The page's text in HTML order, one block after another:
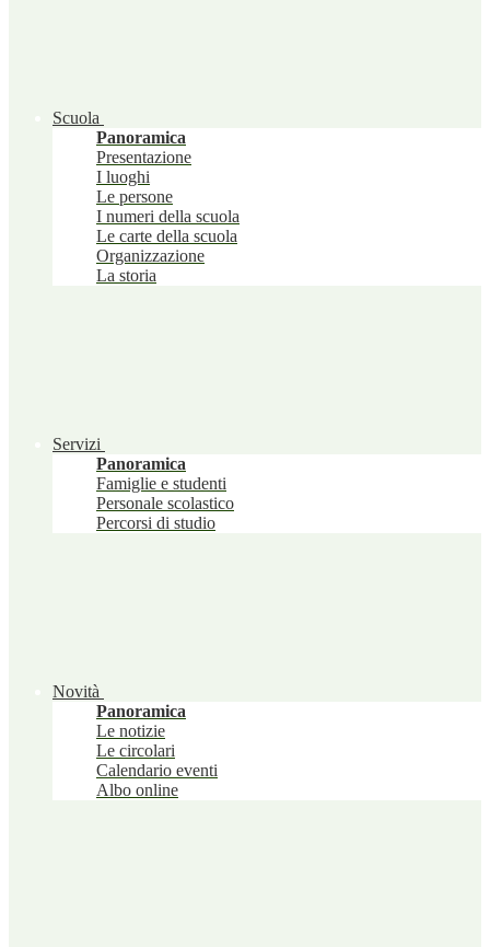
Scuola
Panoramica
Presentazione
I luoghi
Le persone
I numeri della scuola
Le carte della scuola
Organizzazione
La storia
Servizi
Panoramica
Famiglie e studenti
Personale scolastico
Percorsi di studio
Novità
Panoramica
Le notizie
Le circolari
Calendario eventi
Albo online